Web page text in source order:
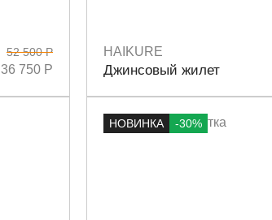
52 500 Р
36 750 Р Размеры M
HAIKURE
Джинсовый жилет
НОВИНКА -30%